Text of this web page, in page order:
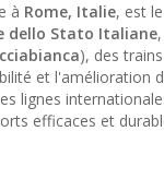
à Rome, Italie, est
dello Stato Italiane
), des
et l'amélioration
lignes
efficaces et